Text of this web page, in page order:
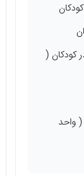
کودکان (
( واحد